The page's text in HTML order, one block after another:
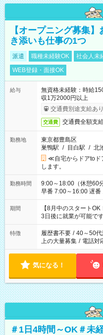
【オープニング募集
き添いも仕事の1つ
派遣 職種未経験OK 社会人未
WEB登録・面接OK
給与
無資格未経験：時給
収1万2000円以上
交通費別途支給あり
交通費 交通費全額支
勤務地
東京都豊島区
巣鴨駅 / 目白駅 / 北
≪自宅からドアtoド
します。
勤務時間
9:00～18:00（休憩60分） ■ご希望があれば下記シフト
早番 7:00～16:00 遅番
と休みを合わせたい」
「できれば残業はし
ね。 ※Wワーク希望の方へ 今ご覧のお仕事で希望する勤務時間
と、もう1つのお仕事
合は応募できません。
期間
【8月中のスタート
3日後に就業が可能です
特徴 履歴書不要 / 40～50代
上の大量募集 / 電話対
気になる！
＃1日4時間～OK＃未